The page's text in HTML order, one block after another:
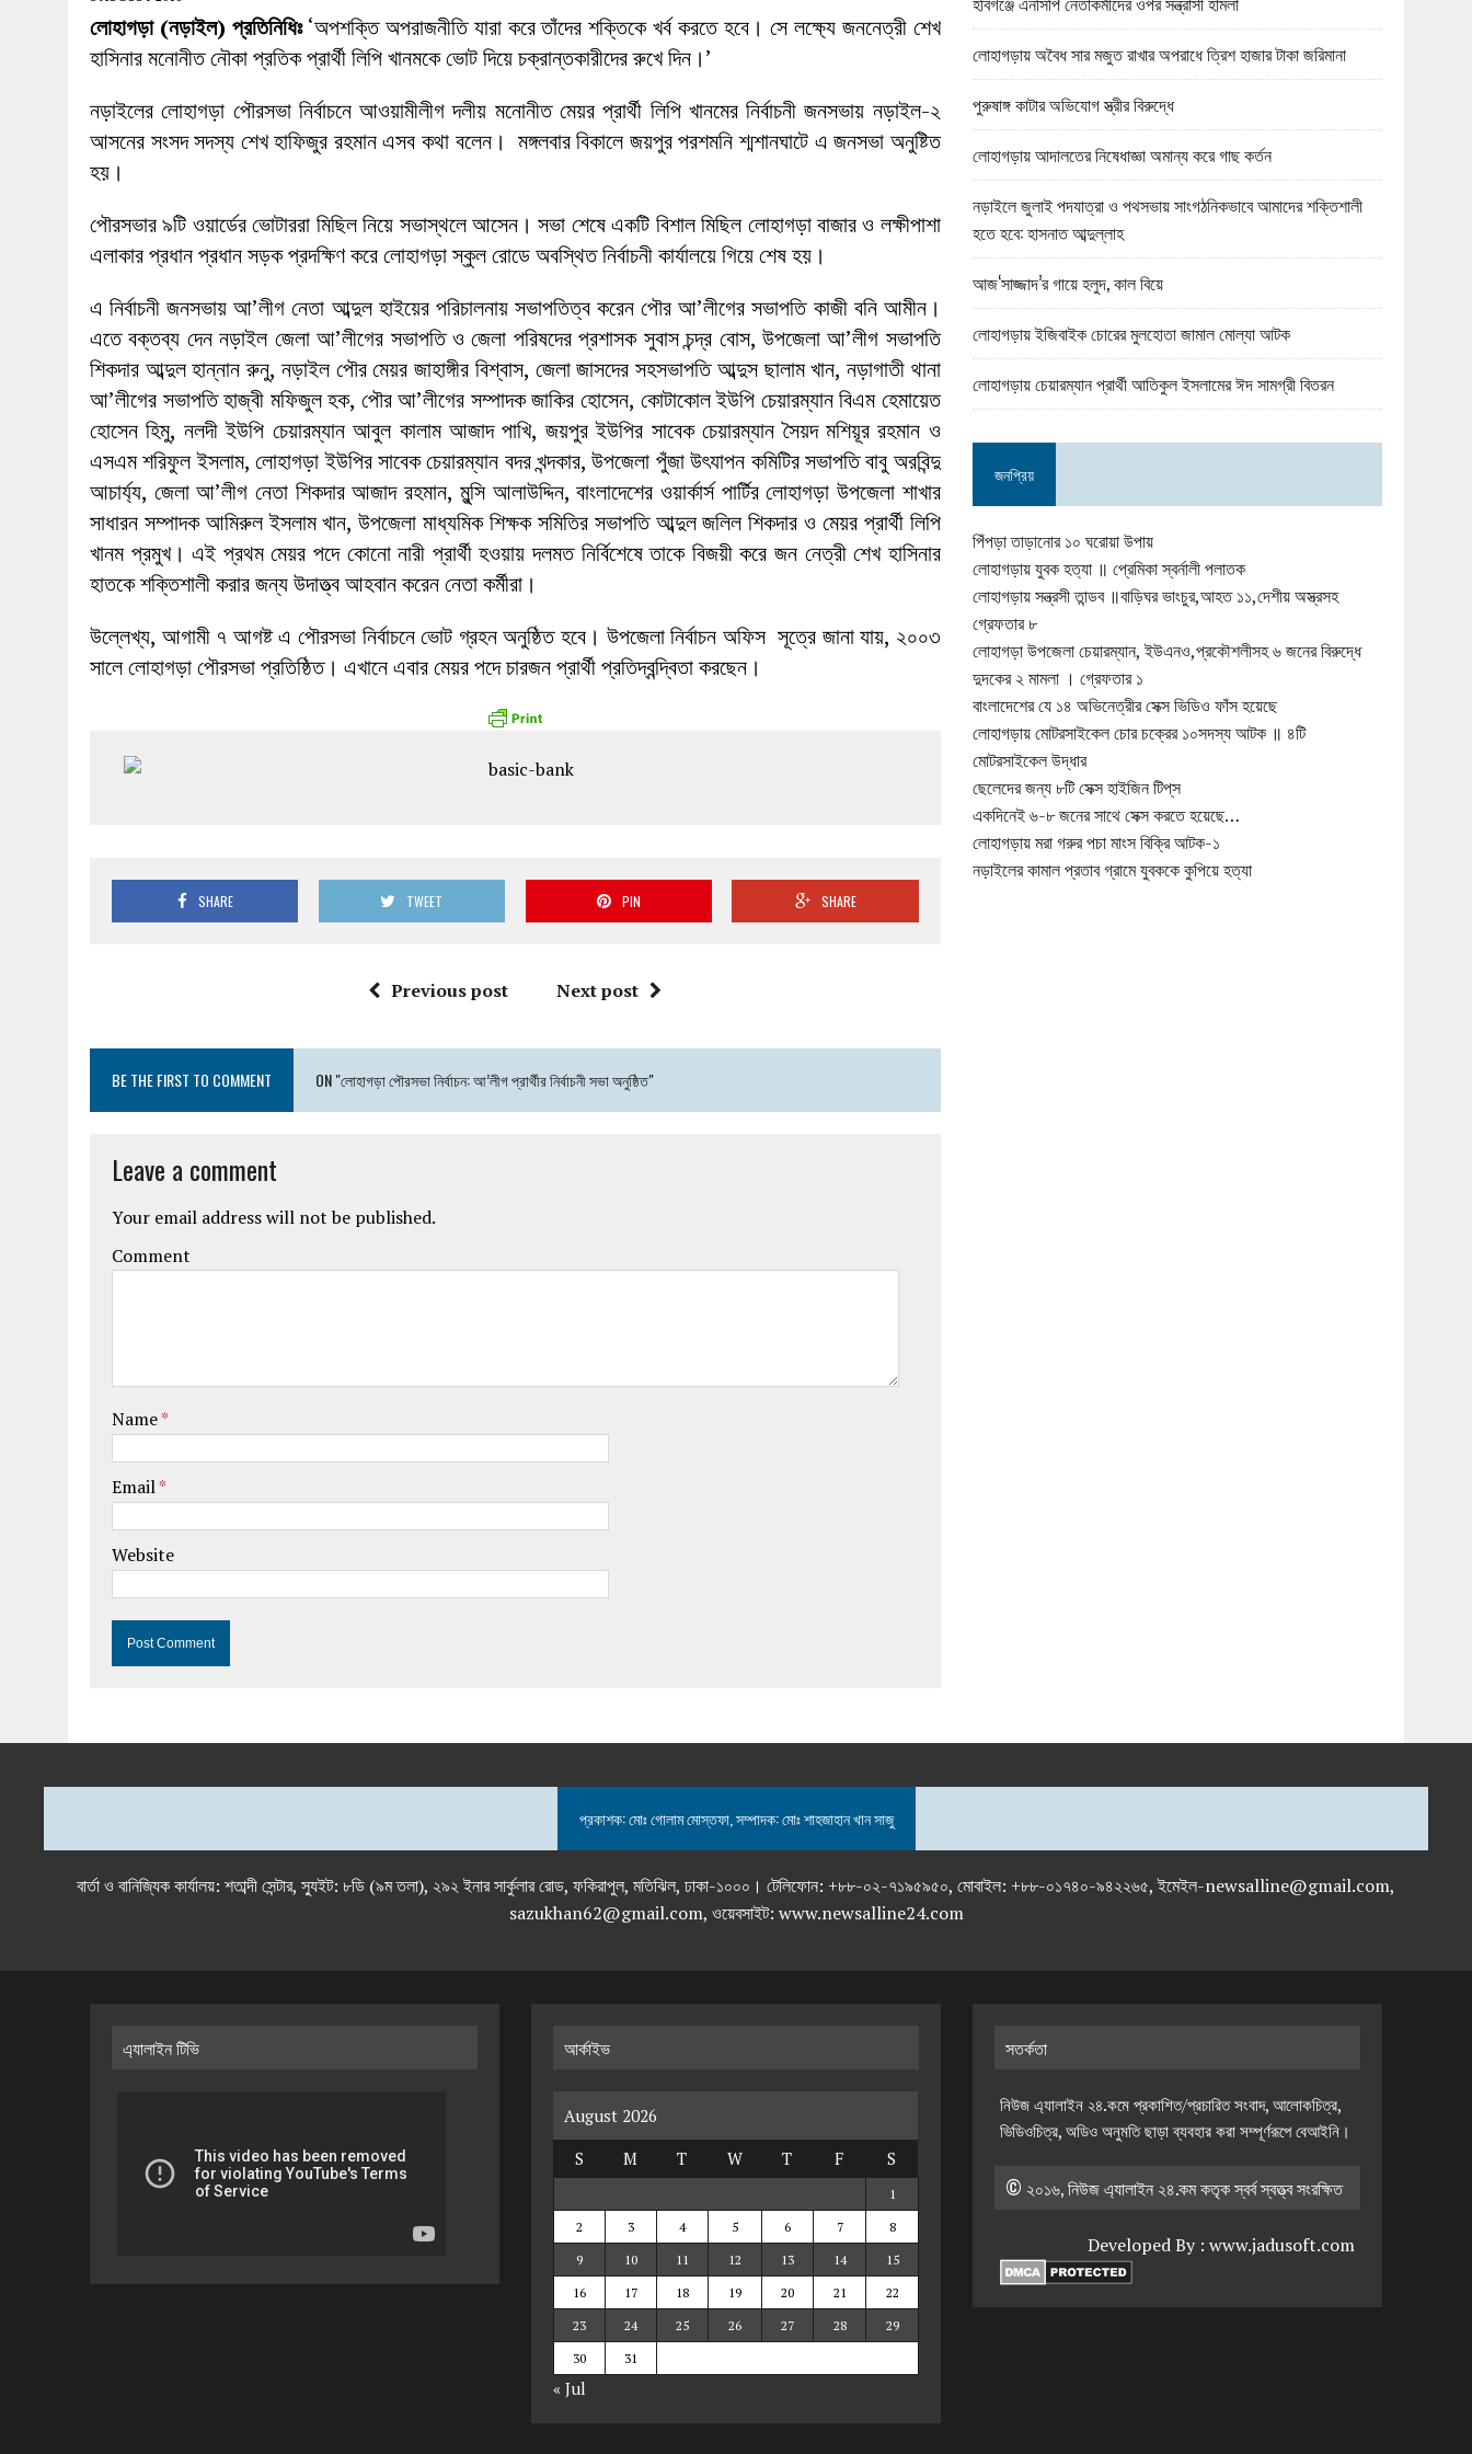
27 MAY 2026 | লোহাগড়ায় চেয়ারম্যান প্রার্থী আতিকুল ইসলামের ঈদ সামগ্রী বিতরন
1 AUGUST 2026 | লোহাগড়ায় জাল দলিলে নামজারি ॥ এসিল্যান্ড অফিসে ভয়াবহ দুর্নীতি
লোহাগড়া (নড়াইল) প্রতিনিধিঃ‘অপশক্তি অপরাজনীতি যারা করে তাঁদের শক্তিকে খর্ব করতে হবে। সে লক্ষ্যে জননেত্রী শেখ
হাসিনার মনোনীত নৌকা প্রতিক প্রার্থী লিপি খানমকে ভোট দিয়ে চক্রান্তকারীদের রুখে দিন।’
নড়াইলের লোহাগড়া পৌরসভা নির্বাচনে আওয়ামীলীগ দলীয় মনোনীত মেয়র প্রার্থী লিপি খানমের নির্বাচনী জনসভায় নড়াইল-২
আসনের সংসদ সদস্য শেখ হাফিজুর রহমান এসব কথা বলেন। মঙ্গলবার বিকালে জয়পুর পরশমনি শ্মশানঘাটে এ জনসভা অনুষ্টিত
হয়।
পৌরসভার ৯টি ওয়ার্ডের ভোটাররা মিছিল নিয়ে সভাস্থলে আসেন। সভা শেষে একটি বিশাল মিছিল লোহাগড়া বাজার ও লক্ষীপাশা
এলাকার প্রধান প্রধান সড়ক প্রদক্ষিণ করে লোহাগড়া স্কুল রোডে অবস্থিত নির্বাচনী কার্যালয়ে গিয়ে শেষ হয়।
এ নির্বাচনী জনসভায় আ’লীগ নেতা আব্দুল হাইয়ের পরিচালনায় সভাপতিত্ব করেন পৌর আ’লীগের সভাপতি কাজী বনি আমীন।
এতে বক্তব্য দেন নড়াইল জেলা আ’লীগের সভাপতি ও জেলা পরিষদের প্রশাসক সুবাস চন্দ্র বোস, উপজেলা আ’লীগ সভাপতি
শিকদার আব্দুল হান্নান রুনু, নড়াইল পৌর মেয়র জাহাঙ্গীর বিশ্বাস, জেলা জাসদের সহসভাপতি আব্দুস ছালাম খান, নড়াগাতী থানা
আ’লীগের সভাপতি হাজ্বী মফিজুল হক, পৌর আ’লীগের সম্পাদক জাকির হোসেন, কোটাকোল ইউপি চেয়ারম্যান বিএম হেমায়েত
হোসেন হিমু, নলদী ইউপি চেয়ারম্যান আবুল কালাম আজাদ পাখি, জয়পুর ইউপির সাবেক চেয়ারম্যান সৈয়দ মশিয়ূর রহমান ও
এসএম শরিফুল ইসলাম, লোহাগড়া ইউপির সাবেক চেয়ারম্যান বদর খন্দকার, উপজেলা পুঁজা উৎযাপন কমিটির সভাপতি বাবু অরবিন্দু
আচার্য্য, জেলা আ’লীগ নেতা শিকদার আজাদ রহমান, মুন্সি আলাউদ্দিন, বাংলাদেশের ওয়ার্কার্স পার্টির লোহাগড়া উপজেলা শাখার
সাধারন সম্পাদক আমিরুল ইসলাম খান, উপজেলা মাধ্যমিক শিক্ষক সমিতির সভাপতি আব্দুল জলিল শিকদার ও মেয়র প্রার্থী লিপি
খানম প্রমুখ। এই প্রথম মেয়র পদে কোনো নারী প্রার্থী হওয়ায় দলমত নির্বিশেষে তাকে বিজয়ী করে জন নেত্রী শেখ হাসিনার
হাতকে শক্তিশালী করার জন্য উদাত্ত্ব আহবান করেন নেতা কর্মীরা।
উল্লেখ্য, আগামী ৭ আগষ্ট এ পৌরসভা নির্বাচনে ভোট গ্রহন অনুষ্ঠিত হবে। উপজেলা নির্বাচন অফিস সূত্রে জানা যায়, ২০০৩
সালে লোহাগড়া পৌরসভা প্রতিষ্ঠিত। এখানে এবার মেয়র পদে চারজন প্রার্থী প্রতিদ্বন্দ্বিতা করছেন।
SHARE TWEET PIN SHARE
Previous post Next post
BE THE FIRST TO COMMENT ON "লোহাগড়া পৌরসভা নির্বাচন: আ’লীগ প্রার্থীর নির্বাচনী সভা অনুষ্ঠিত"
Leave a comment
Your email address will not be published.
Comment
Name*
Email*
Website
লোহাগড়ায় অবৈধ সার মজুত রাখার অপরাধে ত্রিশ হাজার টাকা জরিমানা
পুরুষাঙ্গ কাটার অভিযোগ স্ত্রীর বিরুদ্ধে
লোহাগড়ায় আদালতের নিষেধাজ্ঞা অমান্য করে গাছ কর্তন
নড়াইলে জুলাই পদযাত্রা ও পথসভায় সাংগঠনিকভাবে আমাদের শক্তিশালী
হতে হবে: হাসনাত আব্দুল্লাহ
আজ‘সাজ্জাদ’র গায়ে হলুদ, কাল বিয়ে
লোহাগড়ায় ইজিবাইক চোরের মুলহোতা জামাল মোল্যা আটক
লোহাগড়ায় চেয়ারম্যান প্রার্থী আতিকুল ইসলামের ঈদ সামগ্রী বিতরন
জনপ্রিয়
পিঁপড়া তাড়ানোর ১০ ঘরোয়া উপায়
লোহাগড়ায় যুবক হত্যা ॥ প্রেমিকা স্বর্নালী পলাতক
লোহাগড়ায় সন্ত্রসী তান্ডব ॥বাড়িঘর ভাংচুর,আহত ১১,দেশীয় অস্ত্রসহ
গ্রেফতার ৮
লোহাগড়া উপজেলা চেয়ারম্যান, ইউএনও,প্রকৌশলীসহ ৬ জনের বিরুদ্ধে
দুদকের ২ মামলা । গ্রেফতার ১
বাংলাদেশের যে ১৪ অভিনেত্রীর সেক্স ভিডিও ফাঁস হয়েছে
লোহাগড়ায় মোটরসাইকেল চোর চক্রের ১০সদস্য আটক ॥ ৪টি
মোটরসাইকেল উদ্ধার
ছেলেদের জন্য ৮টি সেক্স হাইজিন টিপ্‌স
একদিনেই ৬-৮ জনের সাথে সেক্স করতে হয়েছে…
লোহাগড়ায় মরা গরুর পচা মাংস বিক্রি আটক-১
নড়াইলের কামাল প্রতাব গ্রামে যুবককে কুপিয়ে হত্যা
প্রকাশক: মোঃ গোলাম মোস্তফা, সম্পাদক: মোঃ শাহজাহান খান সাজু
বার্তা ও বানিজ্যিক কার্যালয়: শতাব্দী সেন্টার, স্যুইট: ৮ডি (৯ম তলা), ২৯২ ইনার সার্কুলার রোড, ফকিরাপুল, মতিঝিল, ঢাকা-১০০০। টেলিফোন: +৮৮-০২-৭১৯৫৯৫০, মোবাইল: +৮৮-০১৭৪০-৯৪২২৬৫, ইমেইল-newsalline@gmail.com,
sazukhan62@gmail.com, ওয়েবসাইট: www.newsalline24.com
এ্যালাইন টিভি আর্কাইভ
August 2026
S
M T W T F S
1
2
3 4 5 6 7
8
9
10 11 12 13 14
15
16
17 18 19 20 21
22
23
24 25 26 27 28
29
30
31
« Jul
সতর্কতা
নিউজ এ্যালাইন ২৪.কমে প্রকাশিত/প্রচারিত সংবাদ, আলোকচিত্র,
ভিডিওচিত্র, অডিও অনুমতি ছাড়া ব্যবহার করা সম্পূর্ণরূপে বেআইনি।
© ২০১৬, নিউজ এ্যালাইন ২৪.কম কতৃক স্বর্ব স্বত্ত্ব সংরক্ষিত
Developed By : www.jadusoft.com